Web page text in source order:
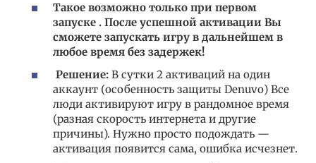
Такое возможно только при первом
запуске . После успешной активации Вы
сможете запускать игру в дальнейшем в
любое время без задержек!
Решение: В сутки 2 активаций на один
аккаунт (особенность защиты Denuvo) Все
люди активируют игру в рандомное время
(разная скорость интернета и другие
причины). Нужно просто подождать —
активация появится сама, ошибка исчезнет.